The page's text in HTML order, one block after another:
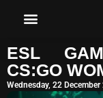
ESL
CS:GO
Wednesday, 22 December